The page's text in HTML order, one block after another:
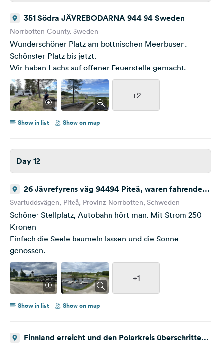
351 Södra JÄVREBODARNA 944 94 Sweden
Norrbotten County, Sweden
Wunderschöner Platz am bottnischen Meerbusen.
Schönster Platz bis jetzt.
Wir haben Lachs auf offener Feuerstelle gemacht.
+2
Show in list Show on map
Day 12
26 Jävrefyrens väg 94494 Piteä, waren fahrende,
eine Ruhetag wurde eingelegt
Svartuddsvägen, Piteå, Provinz Norrbotten, Schweden
Schöner Stellplatz, Autobahn hört man. Mit Strom 250
Kronen
Einfach die Seele baumeln lassen und die Sonne
genossen.
+1
Show in list Show on map
Finnland erreicht und den Polarkreis überschritten,